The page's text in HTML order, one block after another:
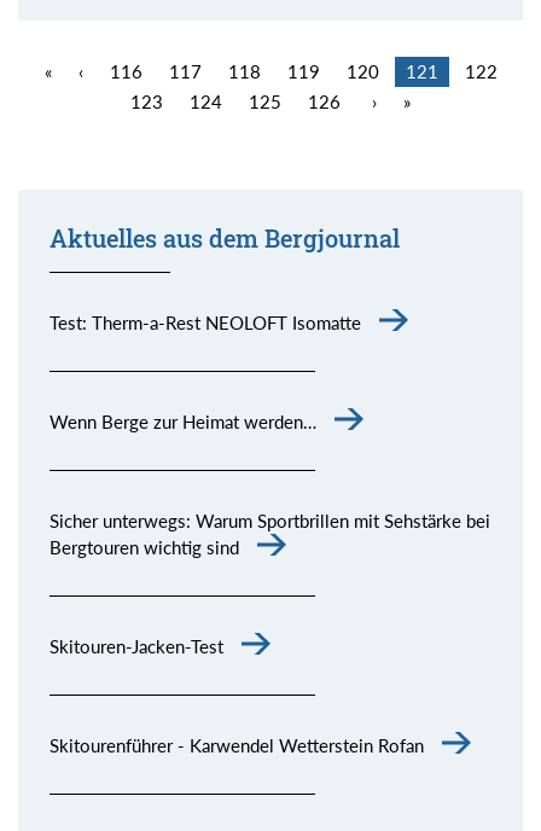
« ‹ 116 117 118 119 120 121
122
123
124 125 126 › »
Aktuelles aus dem Bergjournal
Test: Therm-a-Rest NEOLOFT Isomatte
Wenn Berge zur Heimat werden…
Sicher unterwegs: Warum Sportbrillen mit Sehstärke bei
Bergtouren wichtig sind
Skitouren-Jacken-Test
Skitourenführer - Karwendel Wetterstein Rofan